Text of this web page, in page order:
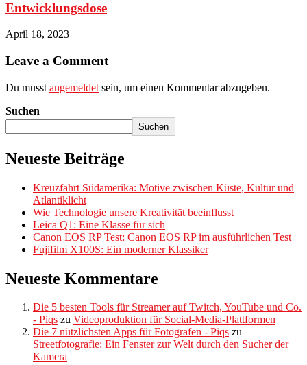
Entwicklungsdose
April 18, 2023
Leave a Comment
Du musst angemeldet sein, um einen Kommentar abzugeben.
Suchen
Suchen
Neueste Beiträge
Kreuzfahrt Südamerika: Motive zwischen Küste, Kultur und
Atlantiklicht
Wie Technologie unsere Kreativität beeinflusst
Leica Q1: Eine Klasse für sich
Canon EOS RP Test: Canon EOS RP im ausführlichen Test
Fujifilm X100S: Ein moderner Klassiker
Neueste Kommentare
Die 5 besten Tools für Streamer auf Twitch, YouTube und Co.
- Piqs zu Videoproduktion für Social-Media-Plattformen
Die 7 nützlichsten Apps für Fotografen - Piqs zu
Streetfotografie: Ein Fenster zur Welt durch den Sucher der
Kamera